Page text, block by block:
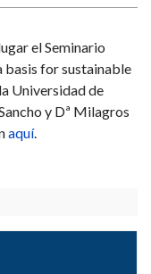
el Seminario
for sustainable
Universidad de
y Dª Milagros
aquí.